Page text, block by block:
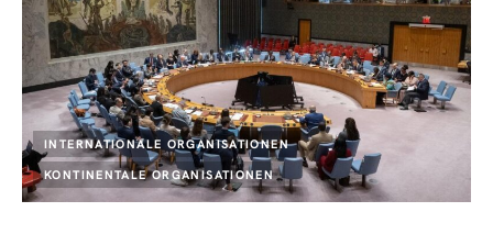
INTERNATIONALE ORGANISATIONEN
KONTINENTALE ORGANISATIONEN